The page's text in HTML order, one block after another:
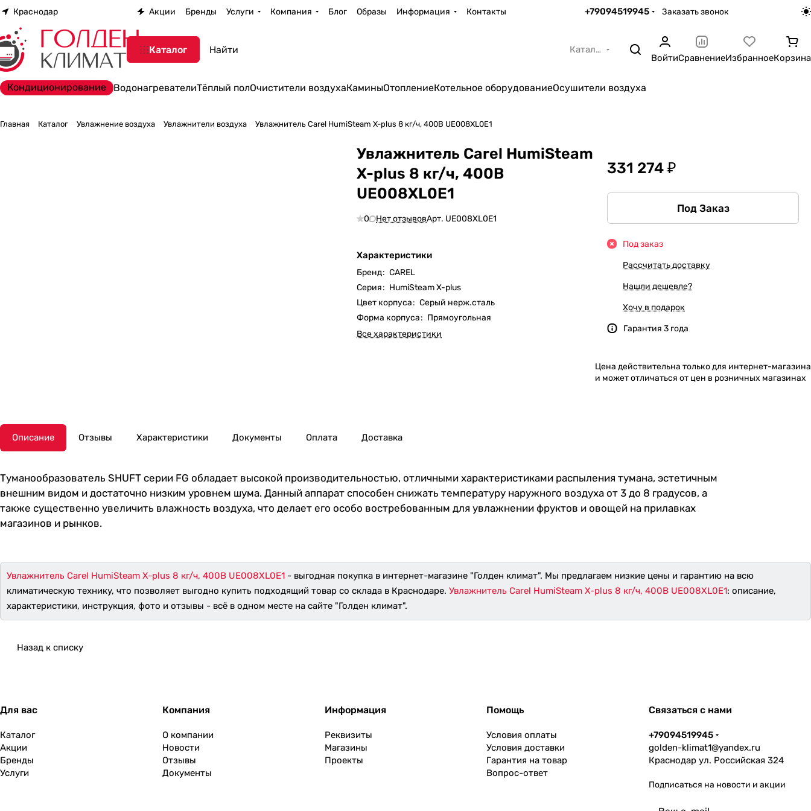
Краснодар Акции Бренды Услуги Компания Блог Образы Информация Контакты +79094519945 Заказать звонок
Каталог Каталог
ВойтиСравнениеИзбранноеКорзина
Кондиционирование ВодонагревателиТёплый полОчистители воздухаКаминыОтоплениеКотельное оборудованиеОсушители воздуха
Главная Каталог Увлажнение воздуха Увлажнители воздуха Увлажнитель Carel HumiSteam X-plus 8 кг/ч, 400В UE008XL0E1
Увлажнитель Carel HumiSteam
X-plus 8 кг/ч, 400В
UE008XL0E1
0 Нет отзывовАрт. UE008XL0E1
Характеристики
Бренд: CAREL
Серия: HumiSteam X-plus
Цвет корпуса: Серый нерж.сталь
Форма корпуса: Прямоугольная
Все характеристики
331 274 ₽
Под Заказ
Под заказ
Рассчитать доставку
Нашли дешевле?
Хочу в подарок
Гарантия 3 года
Цена действительна только для интернет-магазина
и может отличаться от цен в розничных магазинах
Описание Отзывы Характеристики Документы Оплата Доставка
Туманообразователь SHUFT серии FG обладает высокой производительностью, отличными характеристиками распыления тумана, эстетичным
внешним видом и достаточно низким уровнем шума. Данный аппарат способен снижать температуру наружного воздуха от 3 до 8 градусов, а
также существенно увеличить влажность воздуха, что делает его особо востребованным для увлажнении фруктов и овощей на прилавках
магазинов и рынков.
Увлажнитель Carel HumiSteam X-plus 8 кг/ч, 400В UE008XL0E1 - выгодная покупка в интернет-магазине "Голден климат". Мы предлагаем низкие цены и гарантию на всю
климатическую технику, что позволяет выгодно купить подходящий товар со склада в Краснодаре. Увлажнитель Carel HumiSteam X-plus 8 кг/ч, 400В UE008XL0E1: описание,
характеристики, инструкция, фото и отзывы - всё в одном месте на сайте "Голден климат".
Назад к списку
Для вас
Каталог
Акции
Бренды
Услуги
Компания
О компании
Новости
Отзывы
Документы
Информация
Реквизиты
Магазины
Проекты
Помощь
Условия оплаты
Условия доставки
Гарантия на товар
Вопрос-ответ
Связаться с нами
+79094519945
golden-klimat1@yandex.ru
Краснодар ул. Российская 324
Подписаться на новости и акции